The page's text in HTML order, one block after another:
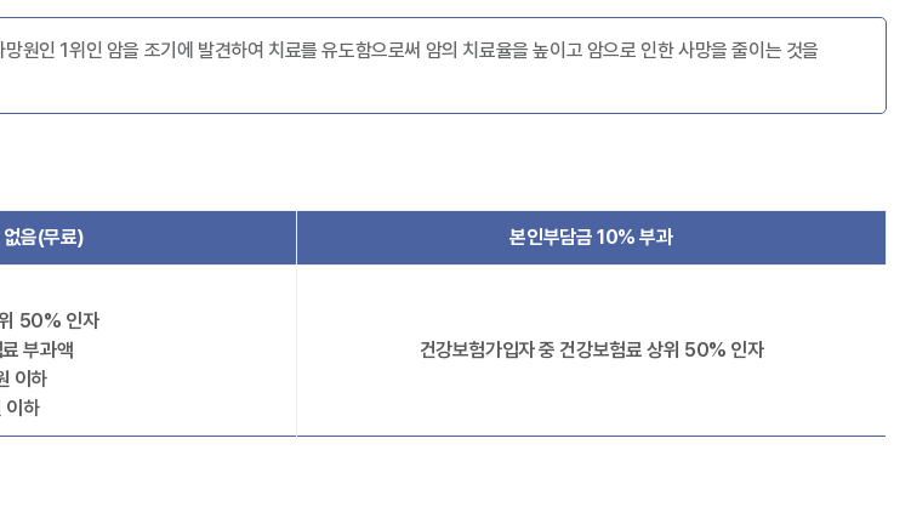
원인 1위인 암을 조기에 발견하여 치료를 유도함으로써 암의 치료율을 높이고 암으로 인한 사망을 줄이는 것을
없음(무료) 본인부담금 10% 부과
50% 인자
부과액
이하
이하
건강보험가입자 중 건강보험료 상위 50% 인자